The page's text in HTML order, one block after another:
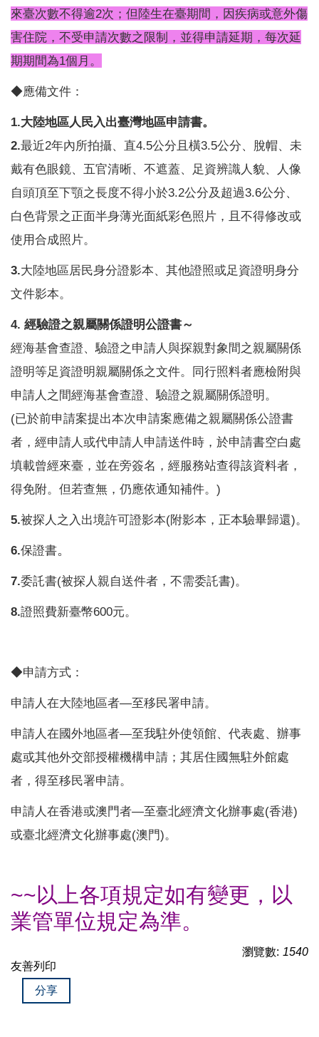
來臺次數不得逾2次；但陸生在臺期間，因疾病或意外傷
害住院，不受申請次數之限制，並得申請延期，每次延
期期間為1個月。
◆應備文件：
1.大陸地區人民入出臺灣地區申請書。
2.最近2年內所拍攝、直4.5公分且橫3.5公分、脫帽、未
戴有色眼鏡、五官清晰、不遮蓋、足資辨識人貌、人像
自頭頂至下顎之長度不得小於3.2公分及超過3.6公分、
白色背景之正面半身薄光面紙彩色照片，且不得修改或
使用合成照片。
3.大陸地區居民身分證影本、其他證照或足資證明身分
文件影本。
4. 經驗證之親屬關係證明公證書～
經海基會查證、驗證之申請人與探親對象間之親屬關係
證明等足資證明親屬關係之文件。同行照料者應檢附與
申請人之間經海基會查證、驗證之親屬關係證明。
(已於前申請案提出本次申請案應備之親屬關係公證書
者，經申請人或代申請人申請送件時，於申請書空白處
填載曾經來臺，並在旁簽名，經服務站查得該資料者，
得免附。但若查無，仍應依通知補件。)
5.被探人之入出境許可證影本(附影本，正本驗畢歸還)。
6.保證書。
7.委託書(被探人親自送件者，不需委託書)。
8.證照費新臺幣600元。
◆申請方式：
申請人在大陸地區者—至移民署申請。
申請人在國外地區者—至我駐外使領館、代表處、辦事
處或其他外交部授權機構申請；其居住國無駐外館處
者，得至移民署申請。
申請人在香港或澳門者—至臺北經濟文化辦事處(香港)
或臺北經濟文化辦事處(澳門)。
~~以上各項規定如有變更，以
業管單位規定為準。
瀏覽數: 1540
友善列印
分享